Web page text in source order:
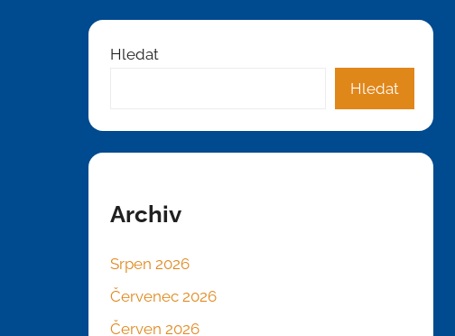
Hledat
Hledat
Archiv
Srpen 2026
Červenec 2026
Červen 2026